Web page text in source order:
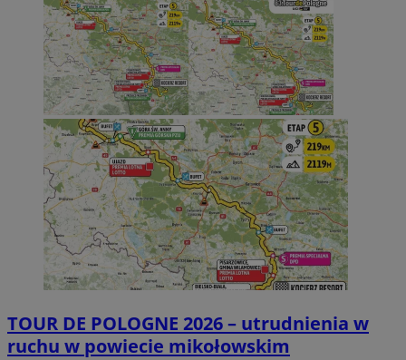
TOUR DE POLOGNE 2026 – utrudnienia w
ruchu w powiecie mikołowskim